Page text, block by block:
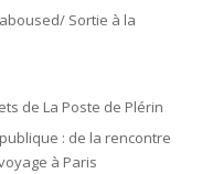
Sortie à la
de La Poste de Plérin
: de la rencontre
à Paris